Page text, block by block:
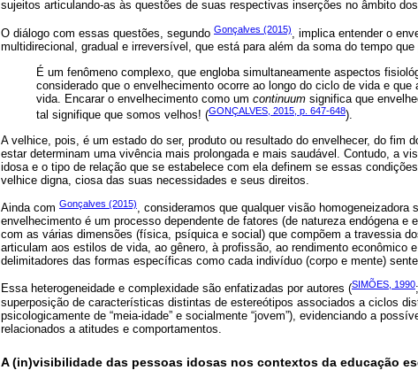
sujeitos articulando-as às questões de suas respectivas inserções no âmbito
O diálogo com essas questões, segundo Gonçalves (2015), implica entender o
multidirecional, gradual e irreversível, que está para além da soma do tempo
É um fenômeno complexo, que engloba simultaneamente aspectos
considerado que o envelhecimento ocorre ao longo do ciclo de vida e
vida. Encarar o envelhecimento como um continuum significa que
tal signifique que somos velhos! (GONÇALVES, 2015, p. 647-648).
A velhice, pois, é um estado do ser, produto ou resultado do envelhecer, do fim
estar determinam uma vivência mais prolongada e mais saudável. Contudo, a
idosa e o tipo de relação que se estabelece com ela definem se essas
velhice digna, ciosa das suas necessidades e seus direitos.
Ainda com Gonçalves (2015), consideramos que qualquer visão homogeneizadora
envelhecimento é um processo dependente de fatores (de natureza endógena e
com as várias dimensões (física, psíquica e social) que compõem a travessia
articulam aos estilos de vida, ao gênero, à profissão, ao rendimento econômico
delimitadores das formas específicas como cada indivíduo (corpo e mente)
Essa heterogeneidade e complexidade são enfatizadas por autores (SIMÕES, 1990;
superposição de características distintas de estereótipos associados a ciclos
psicologicamente de “meia-idade” e socialmente “jovem”), evidenciando a
relacionados a atitudes e comportamentos.
A (in)visibilidade das pessoas idosas nos contextos da educação